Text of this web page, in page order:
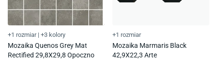
+1 rozmiar | +3 kolory
Mozaika Quenos Grey Mat
Rectified 29,8X29,8 Opoczno
+1 rozmiar
Mozaika Marmaris Black
42,9X22,3 Arte